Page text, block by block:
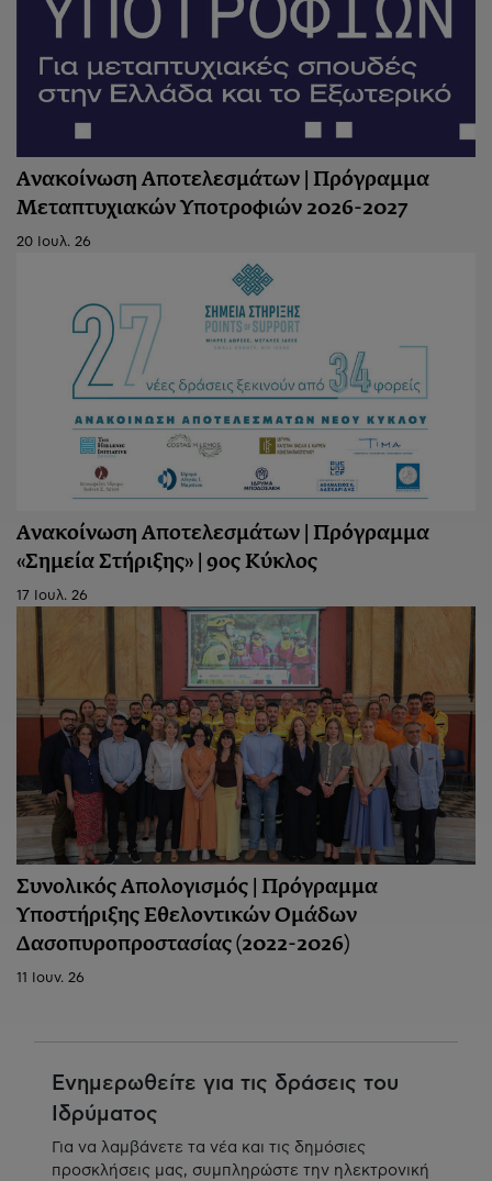
Ανακοίνωση Αποτελεσμάτων | Πρόγραμμα
Μεταπτυχιακών Υποτροφιών 2026-2027
20 Ιουλ. 26
Ανακοίνωση Aποτελεσμάτων | Πρόγραμμα
«Σημεία Στήριξης» | 9ος Κύκλος
17 Ιουλ. 26
Συνολικός Απολογισμός | Πρόγραμμα
Υποστήριξης Εθελοντικών Ομάδων
Δασοπυροπροστασίας (2022-2026)
11 Ιουν. 26
Ενημερωθείτε για τις δράσεις του
Ιδρύματος
Για να λαμβάνετε τα νέα και τις δημόσιες
προσκλήσεις μας, συμπληρώστε την ηλεκτρονική